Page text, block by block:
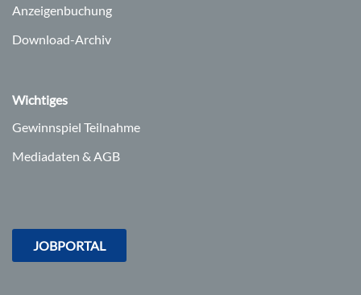
Anzeigenbuchung
Download-Archiv
Wichtiges
Gewinnspiel Teilnahme
Mediadaten & AGB
JOBPORTAL